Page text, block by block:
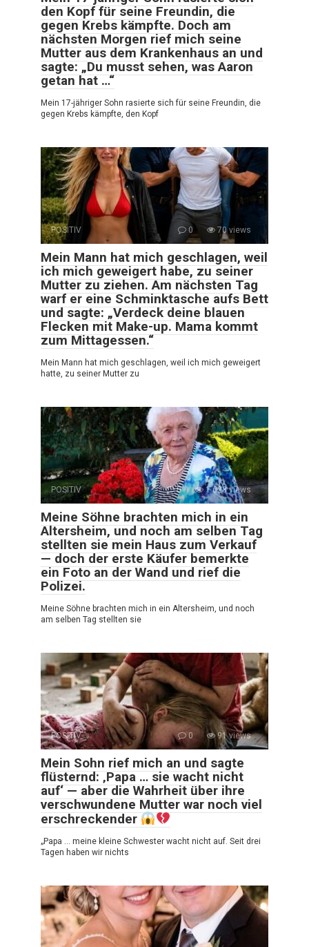
den Kopf für seine Freundin, die
gegen Krebs kämpfte. Doch am
nächsten Morgen rief mich seine
Mutter aus dem Krankenhaus an und
sagte: „Du musst sehen, was Aaron
getan hat …“
Mein 17-jähriger Sohn rasierte sich für seine Freundin, die
gegen Krebs kämpfte, den Kopf
POSITIV 0 70 views
Mein Mann hat mich geschlagen, weil
ich mich geweigert habe, zu seiner
Mutter zu ziehen. Am nächsten Tag
warf er eine Schminktasche aufs Bett
und sagte: „Verdeck deine blauen
Flecken mit Make-up. Mama kommt
zum Mittagessen.“
Mein Mann hat mich geschlagen, weil ich mich geweigert
hatte, zu seiner Mutter zu
POSITIV 0 1 628 views
Meine Söhne brachten mich in ein
Altersheim, und noch am selben Tag
stellten sie mein Haus zum Verkauf
— doch der erste Käufer bemerkte
ein Foto an der Wand und rief die
Polizei.
Meine Söhne brachten mich in ein Altersheim, und noch
am selben Tag stellten sie
POSITIV 0 91 views
Mein Sohn rief mich an und sagte
flüsternd: ‚Papa … sie wacht nicht
auf‘ — aber die Wahrheit über ihre
verschwundene Mutter war noch viel
erschreckender
„Papa … meine kleine Schwester wacht nicht auf. Seit drei
Tagen haben wir nichts